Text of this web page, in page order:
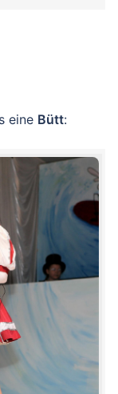
eine Bütt: